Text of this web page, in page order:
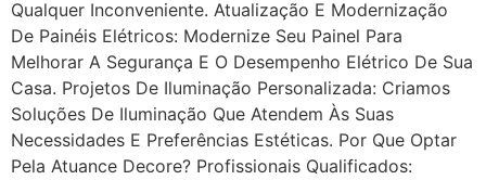
Qualquer Inconveniente. Atualização E Modernização
De Painéis Elétricos: Modernize Seu Painel Para
Melhorar A Segurança E O Desempenho Elétrico De Sua
Casa. Projetos De Iluminação Personalizada: Criamos
Soluções De Iluminação Que Atendem Às Suas
Necessidades E Preferências Estéticas. Por Que Optar
Pela Atuance Decore? Profissionais Qualificados: